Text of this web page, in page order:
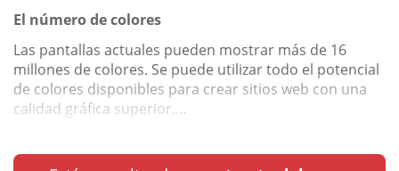
El número de colores
Las pantallas actuales pueden mostrar más de 16
millones de colores. Se puede utilizar todo el potencial
de colores disponibles para crear sitios web con una
calidad gráfica superior....